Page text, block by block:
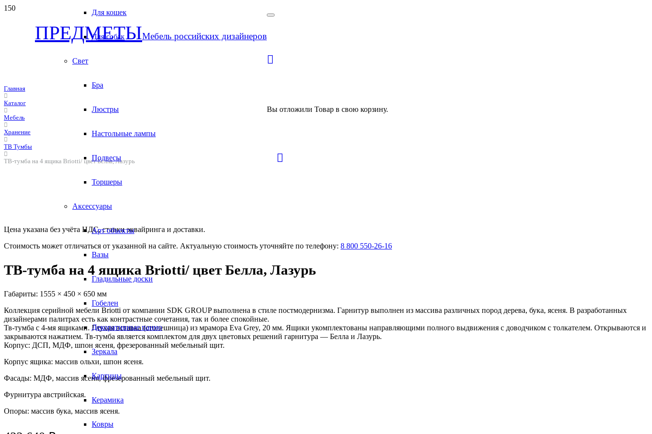
ПРЕДМЕТЫМебель российских дизайнеров
Вы отложили Товар в свою корзину.
Для кошек
Для собак
Свет
Бра
Люстры
Настольные лампы
Подвесы
Торшеры
Аксессуары
Арт объекты
Вазы
Гладильные доски
Гобелен
Декоративные панно
Зеркала
Картины
Керамика
Ковры
Главная
Каталог
Мебель
Хранение
ТВ Тумбы
ТВ-тумба на 4 ящика Briotti/ цвет Белла, Лазурь
Цена указана без учёта НДС, ставки эквайринга и доставки.
Стоимость может отличаться от указанной на сайте. Актуальную стоимость уточняйте по телефону: 8 800 550-26-16
ТВ-тумба на 4 ящика Briotti/ цвет Белла, Лазурь
Габариты: 1555 × 450 × 650 мм
Коллекция серийной мебели Briotti от компании SDK GROUP выполнена в стиле постмодернизма. Гарнитур выполнен из массива различных пород дерева, бука, ясеня. В разработанных
дизайнерами палитрах есть как контрастные сочетания, так и более спокойные.
Тв-тумба с 4-мя ящиками. Глухая вставка (столешница) из мрамора Eva Grey, 20 мм. Ящики укомплектованы направляющими полного выдвижения с доводчиком с толкателем. Открываются и
закрываются нажатием. Тв-тумба является комплектом для двух цветовых решений гарнитура — Белла и Лазурь.
Корпус: ДСП, МДФ, шпон ясеня, фрезерованный мебельный щит.
Корпус ящика: массив ольхи, шпон ясеня.
Фасады: МДФ, массив ясеня, фрезерованный мебельный щит.
Фурнитура австрийская.
Опоры: массив бука, массив ясеня.